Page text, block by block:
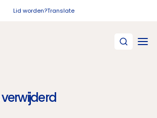
Lid worden?Translate